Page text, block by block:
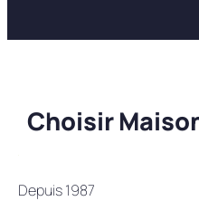
Choisir
Depuis 1987